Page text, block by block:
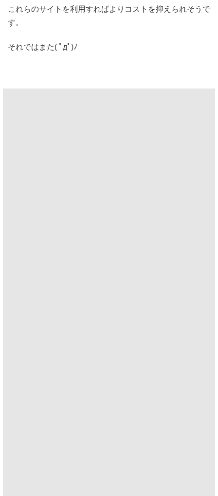
これらのサイトを利用すればよりコストを抑えられそうで
す。
それではまた( ﾟдﾟ)ﾉ